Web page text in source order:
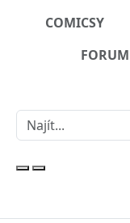
COMICSY
FORUM